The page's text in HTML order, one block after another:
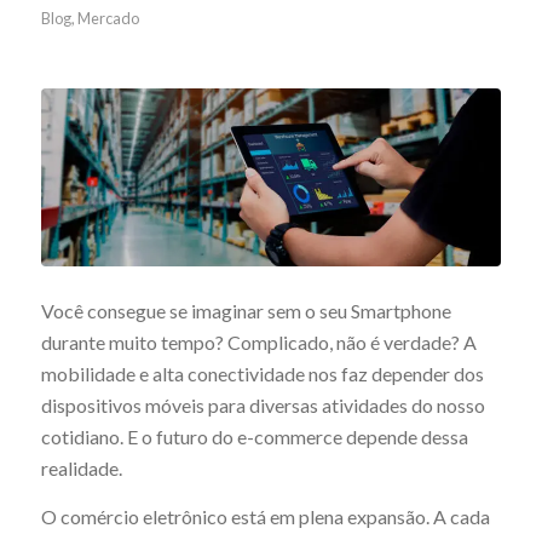
Blog, Mercado
Você consegue se imaginar sem o seu Smartphone
durante muito tempo? Complicado, não é verdade? A
mobilidade e alta conectividade nos faz depender dos
dispositivos móveis para diversas atividades do nosso
cotidiano. E o futuro do e-commerce depende dessa
realidade.
O comércio eletrônico está em plena expansão. A cada